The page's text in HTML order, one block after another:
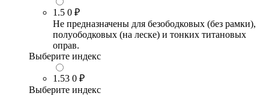
1.5 0 ₽
Не предназначены для безободковых (без рамки),
полуободковых (на леске) и тонких титановых
оправ.
Выберите индекс
1.53 0 ₽
Выберите индекс